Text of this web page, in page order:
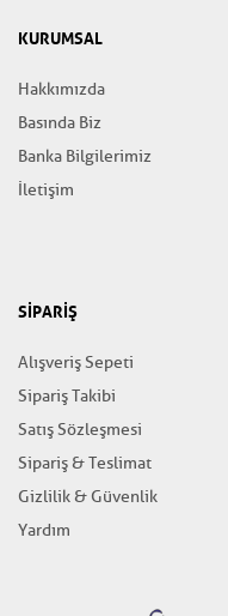
KURUMSAL
Hakkımızda
Basında Biz
Banka Bilgilerimiz
İletişim
SİPARİŞ
Alışveriş Sepeti
Sipariş Takibi
Satış Sözleşmesi
Sipariş & Teslimat
Gizlilik & Güvenlik
Yardım